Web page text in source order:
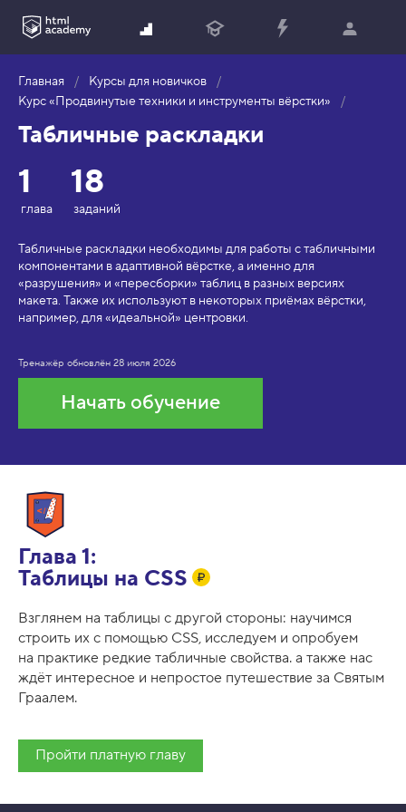
Главная
Курсы для новичков
Курс «Продвинутые техники и инструменты вёрстки»
Табличные раскладки
1
глава
18
заданий
Табличные раскладки необходимы для работы с табличными
компонентами в адаптивной вёрстке, а именно для
«разрушения» и «пересборки» таблиц в разных версиях
макета. Также их используют в некоторых приёмах вёрстки,
например, для «идеальной» центровки.
Тренажёр обновлён 28 июля 2026
Начать обучение
Глава 1:
Таблицы на CSS
Взглянем на таблицы с другой стороны: научимся
строить их с помощью CSS, исследуем и опробуем
на практике редкие табличные свойства. а также нас
ждёт интересное и непростое путешествие за Святым
Граалем.
Пройти платную главу